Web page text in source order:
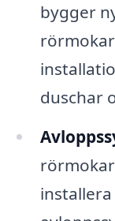
bygger
duschar